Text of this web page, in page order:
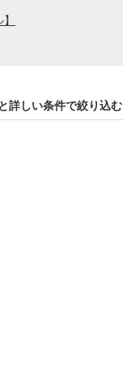
詳しい条件で絞り込む